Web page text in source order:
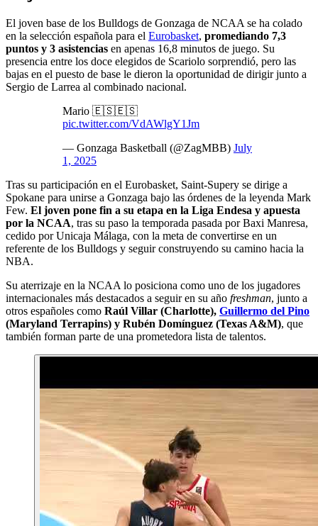
El joven base de los Bulldogs de Gonzaga de NCAA se ha colado
en la selección española para el Eurobasket, promediando 7,3
puntos y 3 asistencias en apenas 16,8 minutos de juego. Su
presencia entre los doce elegidos de Scariolo sorprendió, pero las
bajas en el puesto de base le dieron la oportunidad de dirigir junto a
Sergio de Larrea al combinado nacional.
Mario 🇪🇸🇪🇸
pic.twitter.com/VdAWlgY1Jm
— Gonzaga Basketball (@ZagMBB) July
1, 2025
Tras su participación en el Eurobasket, Saint-Supery se dirige a
Spokane para unirse a Gonzaga bajo las órdenes de la leyenda Mark
Few. El joven pone fin a su etapa en la Liga Endesa y apuesta
por la NCAA, tras su paso la temporada pasada por Baxi Manresa,
cedido por Unicaja Málaga, con la meta de convertirse en un
referente de los Bulldogs y seguir construyendo su camino hacia la
NBA.
Su aterrizaje en la NCAA lo posiciona como uno de los jugadores
internacionales más destacados a seguir en su año freshman, junto a
otros españoles como Raúl Villar (Charlotte), Guillermo del Pino
(Maryland Terrapins) y Rubén Domínguez (Texas A&M), que
también forman parte de una prometedora lista de talentos.